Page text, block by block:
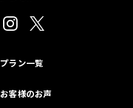
プラン一覧
お客様のお声